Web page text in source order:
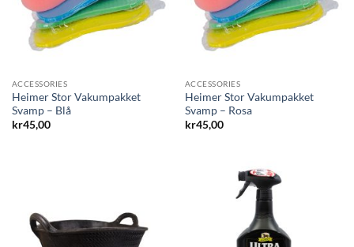
ACCESSORIES
Heimer Stor Vakumpakket
Svamp – Blå
kr45,00
ACCESSORIES
Heimer Stor Vakumpakket
Svamp – Rosa
kr45,00